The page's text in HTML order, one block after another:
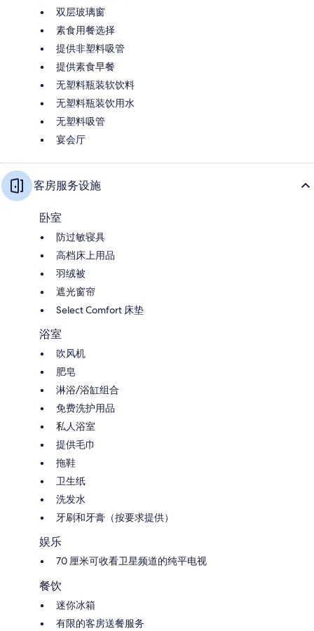
双层玻璃窗
素食用餐选择
提供非塑料吸管
提供素食早餐
无塑料瓶装软饮料
无塑料瓶装饮用水
无塑料吸管
宴会厅
客房服务设施
卧室
防过敏寝具
高档床上用品
羽绒被
遮光窗帘
Select Comfort 床垫
浴室
吹风机
肥皂
淋浴/浴缸组合
免费洗护用品
私人浴室
提供毛巾
拖鞋
卫生纸
洗发水
牙刷和牙膏（按要求提供）
娱乐
70 厘米可收看卫星频道的纯平电视
餐饮
迷你冰箱
有限的客房送餐服务